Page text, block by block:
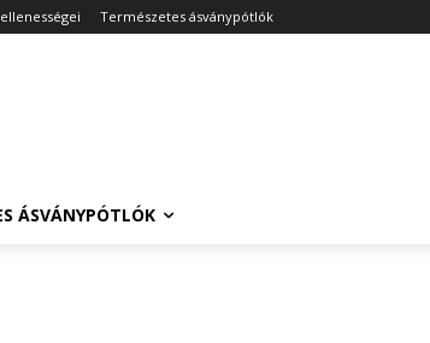
Természetes ásványpótlók
ÁSVÁNYPÓTLÓK